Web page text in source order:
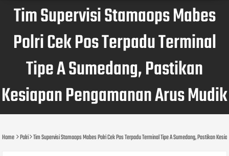
Tim Supervisi Stamaops Mabes
Polri Cek Pos Terpadu Terminal
Tipe A Sumedang, Pastikan
Kesiapan Pengamanan Arus Mudik
Home Polri Tim Supervisi Stamaops Mabes Polri Cek Pos Terpadu Terminal Tipe A Sumedang, Pastikan